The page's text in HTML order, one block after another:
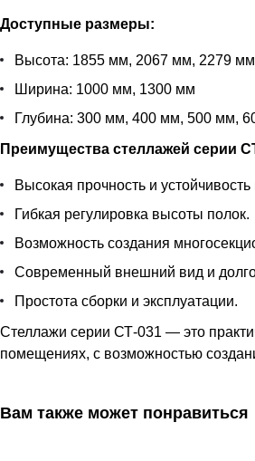
Доступные размеры:
Высота: 1855 мм, 2067 мм, 2279
Ширина: 1000 мм, 1300 мм
Глубина: 300 мм, 400 мм, 500 мм,
Преимущества стеллажей серии
Высокая прочность и устойчивость
Гибкая регулировка высоты полок.
Возможность создания
Современный внешний вид и
Простота сборки и эксплуатации.
Стеллажи серии СТ-031 — это
помещениях, с возможностью
Вам также может понравиться